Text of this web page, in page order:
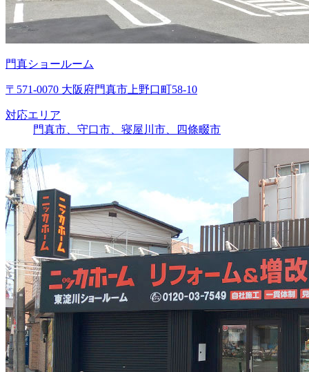
門真ショールーム
〒571-0070 大阪府門真市上野口町58-10
対応エリア
門真市、守口市、寝屋川市、四條畷市